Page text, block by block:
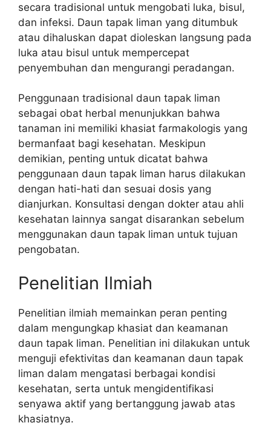
secara tradisional untuk mengobati luka, bisul,
dan infeksi. Daun tapak liman yang ditumbuk
atau dihaluskan dapat dioleskan langsung pada
luka atau bisul untuk mempercepat
penyembuhan dan mengurangi peradangan.
Penggunaan tradisional daun tapak liman
sebagai obat herbal menunjukkan bahwa
tanaman ini memiliki khasiat farmakologis yang
bermanfaat bagi kesehatan. Meskipun
demikian, penting untuk dicatat bahwa
penggunaan daun tapak liman harus dilakukan
dengan hati-hati dan sesuai dosis yang
dianjurkan. Konsultasi dengan dokter atau ahli
kesehatan lainnya sangat disarankan sebelum
menggunakan daun tapak liman untuk tujuan
pengobatan.
Penelitian Ilmiah
Penelitian ilmiah memainkan peran penting
dalam mengungkap khasiat dan keamanan
daun tapak liman. Penelitian ini dilakukan untuk
menguji efektivitas dan keamanan daun tapak
liman dalam mengatasi berbagai kondisi
kesehatan, serta untuk mengidentifikasi
senyawa aktif yang bertanggung jawab atas
khasiatnya.